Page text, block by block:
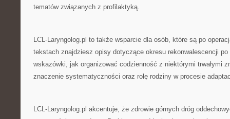
tematów związanych z profilaktyką.
LCL-Laryngolog.pl to także wsparcie dla osób, które są po
tekstach znajdziesz opisy dotyczące okresu rekonwalescencji
wskazówki, jak organizować codzienność z niektórymi trwałymi
znaczenie systematyczności oraz rolę rodziny w procesie
LCL-Laryngolog.pl akcentuje, że zdrowie górnych dróg